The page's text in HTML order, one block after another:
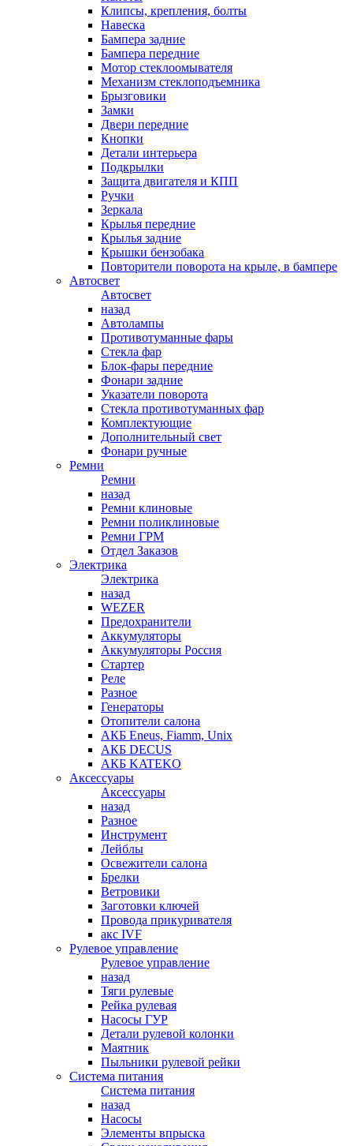
Клипсы, крепления, болты
Навеска
Бампера задние
Бампера передние
Мотор стеклоомывателя
Механизм стеклоподъемника
Брызговики
Замки
Двери передние
Кнопки
Детали интерьера
Подкрылки
Защита двигателя и КПП
Ручки
Зеркала
Крылья передние
Крылья задние
Крышки бензобака
Повторители поворота на крыле, в бампере
Автосвет
Автосвет
назад
Автолампы
Противотуманные фары
Стекла фар
Блок-фары передние
Фонари задние
Указатели поворота
Стекла противотуманных фар
Комплектующие
Дополнительный свет
Фонари ручные
Ремни
Ремни
назад
Ремни клиновые
Ремни поликлиновые
Ремни ГРМ
Отдел Заказов
Электрика
Электрика
назад
WEZER
Предохранители
Аккумуляторы
Аккумуляторы Россия
Стартер
Реле
Разное
Генераторы
Отопители салона
АКБ Eneus, Fiamm, Unix
АКБ DECUS
АКБ KATEKO
Аксессуары
Аксессуары
назад
Разное
Инструмент
Лейблы
Освежители салона
Брелки
Ветровики
Заготовки ключей
Провода прикуривателя
акс IVF
Рулевое управление
Рулевое управление
назад
Тяги рулевые
Рейка рулевая
Насосы ГУР
Детали рулевой колонки
Маятник
Пыльники рулевой рейки
Система питания
Система питания
назад
Насосы
Элементы впрыска